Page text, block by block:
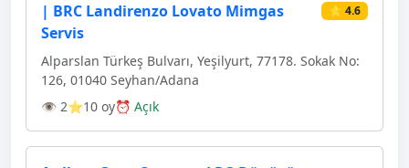
| BRC Landirenzo Lovato Mimgas
Servis
⭐ 4.6
Alparslan Türkeş Bulvarı, Yeşilyurt, 77178. Sokak No:
126, 01040 Seyhan/Adana
👁 2⭐10 oy⏰ Açık